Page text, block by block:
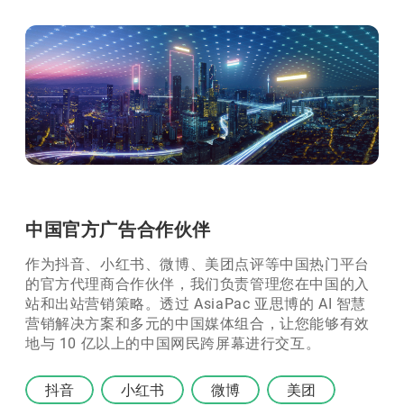
中国官方广告合作伙伴
作为抖音、小红书、微博、美团点评等中国热门平台
的官方代理商合作伙伴，我们负责管理您在中国的入
站和出站营销策略。透过 AsiaPac 亚思博的 AI 智慧
营销解决方案和多元的中国媒体组合，让您能够有效
地与 10 亿以上的中国网民跨屏幕进行交互。
抖音 小红书 微博 美团